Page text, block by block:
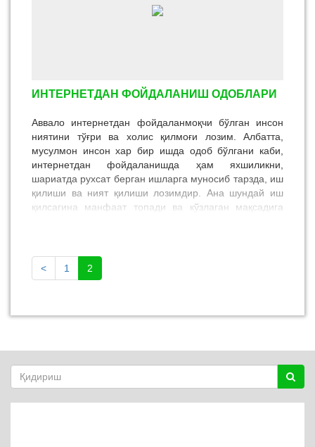
инсонларнинг зеҳн, юрак, мия фаолиятига қувват
бўлишини тиббиёт соҳаси ҳам тасдиқлаган.
ИНТЕРНЕТДАН ФОЙДАЛАНИШ ОДОБЛАРИ
Аввало интернетдан фойдаланмоқчи бўлган инсон
ниятини тўғри ва холис қилмоғи лозим. Албатта,
мусулмон инсон хар бир ишда одоб бўлгани каби,
интернетдан фойдаланишда ҳам яхшиликни,
шариатда рухсат берган ишларга муносиб тарзда, иш
қилиши ва ният қилиши лозимдир. Ана шундай иш
қилсагина манфаат топади ва кўзлаган мақсадига
< 1 2